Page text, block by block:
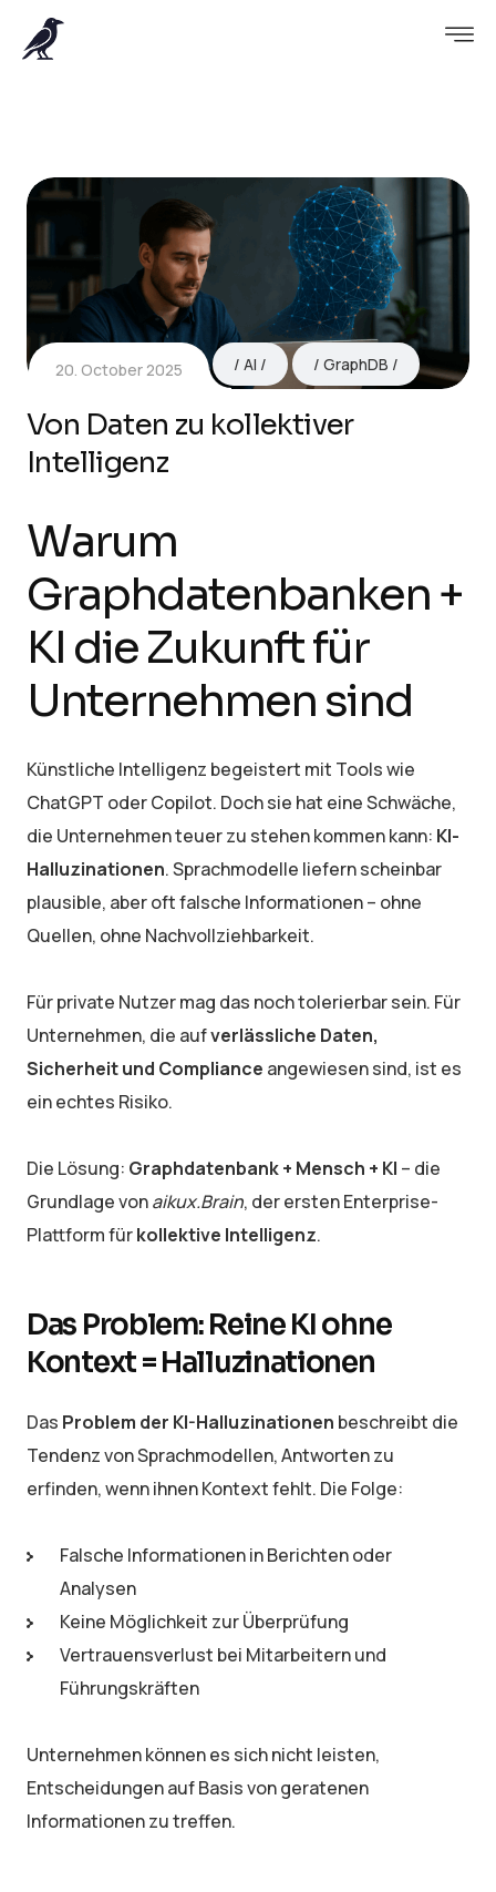
20. October 2025 AI GraphDB
Von Daten zu kollektiver
Intelligenz
Warum
Graphdatenbanken +
KI die Zukunft für
Unternehmen sind
Künstliche Intelligenz begeistert mit Tools wie
ChatGPT oder Copilot. Doch sie hat eine Schwäche,
die Unternehmen teuer zu stehen kommen kann: KI-
Halluzinationen. Sprachmodelle liefern scheinbar
plausible, aber oft falsche Informationen – ohne
Quellen, ohne Nachvollziehbarkeit.
Für private Nutzer mag das noch tolerierbar sein. Für
Unternehmen, die aufverlässliche Daten,
Sicherheit und Compliance angewiesen sind, ist es
ein echtes Risiko.
Die Lösung: Graphdatenbank + Mensch + KI – die
Grundlage vonaikux.Brain, der ersten Enterprise-
Plattform fürkollektive Intelligenz.
Das Problem: Reine KI ohne
Kontext = Halluzinationen
Das Problem der KI-Halluzinationen beschreibt die
Tendenz von Sprachmodellen, Antworten zu
erfinden, wenn ihnen Kontext fehlt. Die Folge:
Falsche Informationen in Berichten oder
Analysen
Keine Möglichkeit zur Überprüfung
Vertrauensverlust bei Mitarbeitern und
Führungskräften
Unternehmen können es sich nicht leisten,
Entscheidungen auf Basis von geratenen
Informationen zu treffen.